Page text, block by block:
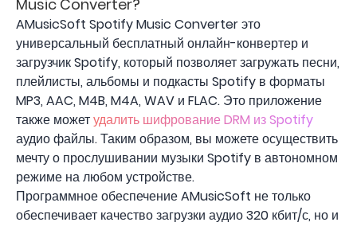
Music Converter?
AMusicSoft Spotify Music Converter это
универсальный бесплатный онлайн-конвертер и
загрузчик Spotify, который позволяет загружать песни,
плейлисты, альбомы и подкасты Spotify в форматы
MP3, AAC, M4B, M4A, WAV и FLAC. Это приложение
также можетудалить шифрование DRM из Spotify
аудио файлы. Таким образом, вы можете осуществить
мечту о прослушивании музыки Spotify в автономном
режиме на любом устройстве.
Программное обеспечение AMusicSoft не только
обеспечивает качество загрузки аудио 320 кбит/с, но и